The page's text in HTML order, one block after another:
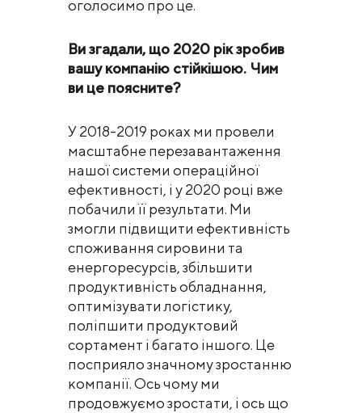
оголосимо про це.
Ви згадали, що 2020 рік зробив
вашу компанію стійкішою. Чим
ви це поясните?
У 2018-2019 роках ми провели
масштабне перезавантаження
нашої системи операційної
ефективності, і у 2020 році вже
побачили її результати. Ми
змогли підвищити ефективність
споживання сировини та
енергоресурсів, збільшити
продуктивність обладнання,
оптимізувати логістику,
поліпшити продуктовий
сортамент і багато іншого. Це
посприяло значному зростанню
компанії. Ось чому ми
продовжуємо зростати, і ось що